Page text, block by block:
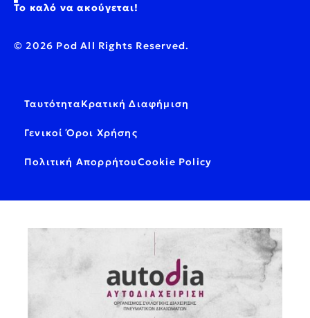
Το καλό να ακούγεται!
© 2026 Pod All Rights Reserved.
ΤαυτότηταΚρατική Διαφήμιση
Γενικοί Όροι Χρήσης
Πολιτική ΑπορρήτουCookie Policy